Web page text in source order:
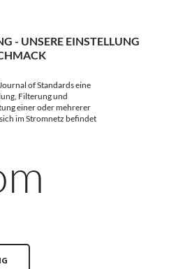
- UNSERE EINSTELLUNG
of Standards eine
Filterung und
einer oder mehrerer
im Stromnetz befindet